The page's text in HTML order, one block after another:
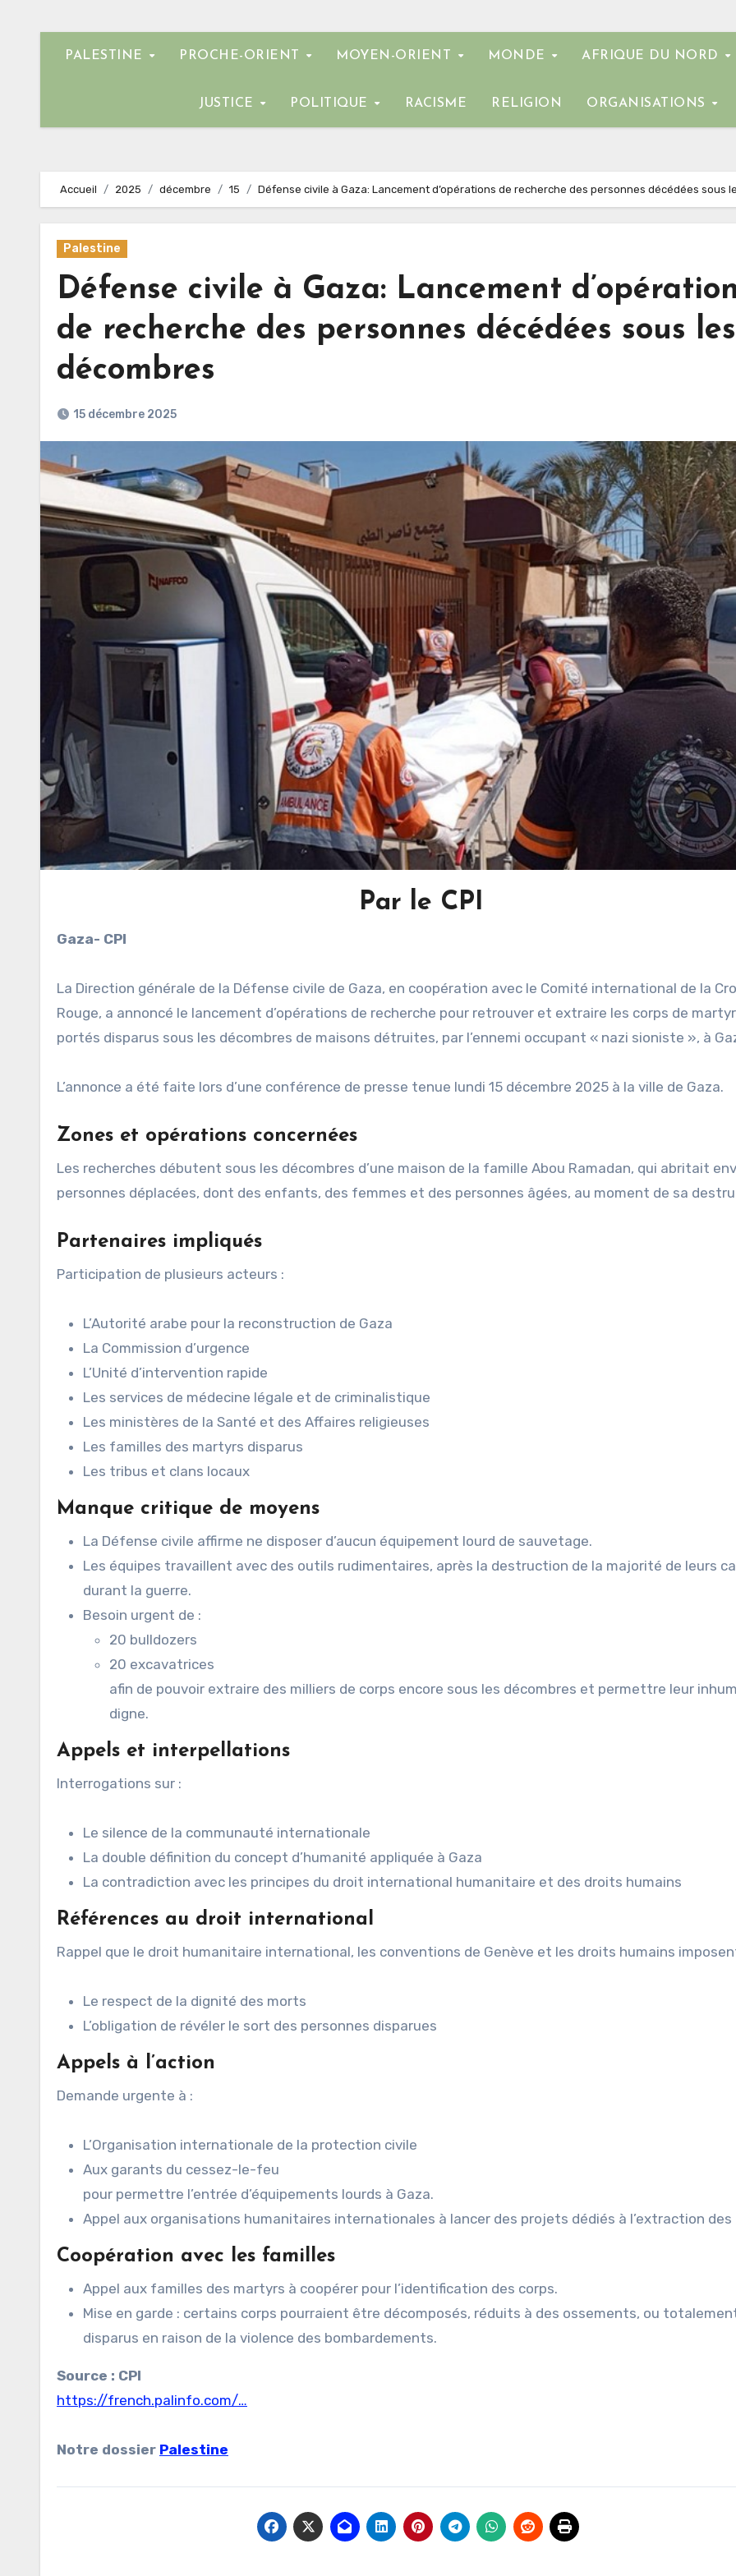
PALESTINE PROCHE-ORIENT MOYEN-ORIENT MONDE AFRIQUE DU NORD
JUSTICE POLITIQUE RACISME RELIGION ORGANISATIONS
Accueil 2025 décembre 15 Défense civile à Gaza: Lancement d’opérations de recherche des personnes décédées sous
Palestine
Défense civile à Gaza: Lancement
de recherche des personnes décédées sous les
décombres
15 décembre 2025
Par le CPI
Gaza- CPI
La Direction générale de la Défense civile de Gaza, en coopération avec le Comité international de la
Rouge, a annoncé le lancement d’opérations de recherche pour retrouver et extraire les corps de
portés disparus sous les décombres de maisons détruites, par l’ennemi occupant « nazi sioniste », à
L’annonce a été faite lors d’une conférence de presse tenue lundi 15 décembre 2025 à la ville de Gaza.
Zones et opérations concernées
Les recherches débutent sous les décombres d’une maison de la famille Abou Ramadan, qui abritait
personnes déplacées, dont des enfants, des femmes et des personnes âgées, au moment de sa
Partenaires impliqués
Participation de plusieurs acteurs :
L’Autorité arabe pour la reconstruction de Gaza
La Commission d’urgence
L’Unité d’intervention rapide
Les services de médecine légale et de criminalistique
Les ministères de la Santé et des Affaires religieuses
Les familles des martyrs disparus
Les tribus et clans locaux
Manque critique de moyens
La Défense civile affirme ne disposer d’aucun équipement lourd de sauvetage.
Les équipes travaillent avec des outils rudimentaires, après la destruction de la majorité de leurs
durant la guerre.
Besoin urgent de :
20 bulldozers
20 excavatrices
afin de pouvoir extraire des milliers de corps encore sous les décombres et permettre leur
digne.
Appels et interpellations
Interrogations sur :
Le silence de la communauté internationale
La double définition du concept d’humanité appliquée à Gaza
La contradiction avec les principes du droit international humanitaire et des droits humains
Références au droit international
Rappel que le droit humanitaire international, les conventions de Genève et les droits humains
Le respect de la dignité des morts
L’obligation de révéler le sort des personnes disparues
Appels à l’action
Demande urgente à :
L’Organisation internationale de la protection civile
Aux garants du cessez-le-feu
pour permettre l’entrée d’équipements lourds à Gaza.
Appel aux organisations humanitaires internationales à lancer des projets dédiés à l’extraction des
Coopération avec les familles
Appel aux familles des martyrs à coopérer pour l’identification des corps.
Mise en garde : certains corps pourraient être décomposés, réduits à des ossements, ou
disparus en raison de la violence des bombardements.
Source : CPI
https://french.palinfo.com/…
Notre dossier Palestine